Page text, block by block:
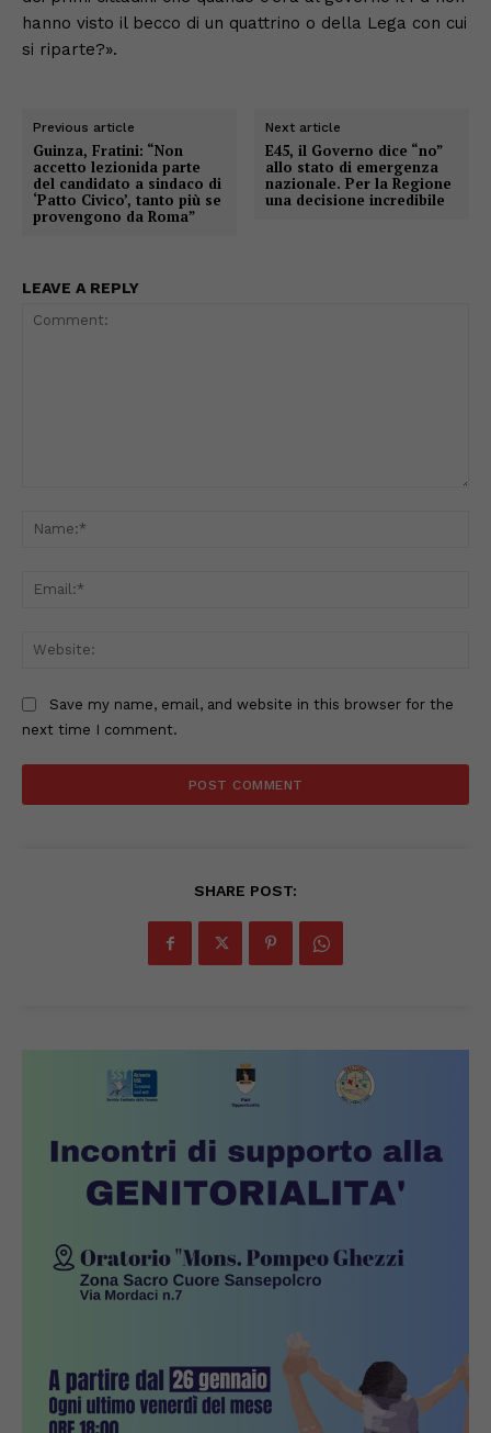
hanno visto il becco di un quattrino o della Lega con cui
si riparte?».
Previous article
Guinza, Fratini: “Non
accetto lezionida parte
del candidato a sindaco di
‘Patto Civico’, tanto più se
provengono da Roma”
Next article
E45, il Governo dice “no”
allo stato di emergenza
nazionale. Per la Regione
una decisione incredibile
LEAVE A REPLY
Save my name, email, and website in this browser for the
next time I comment.
SHARE POST: